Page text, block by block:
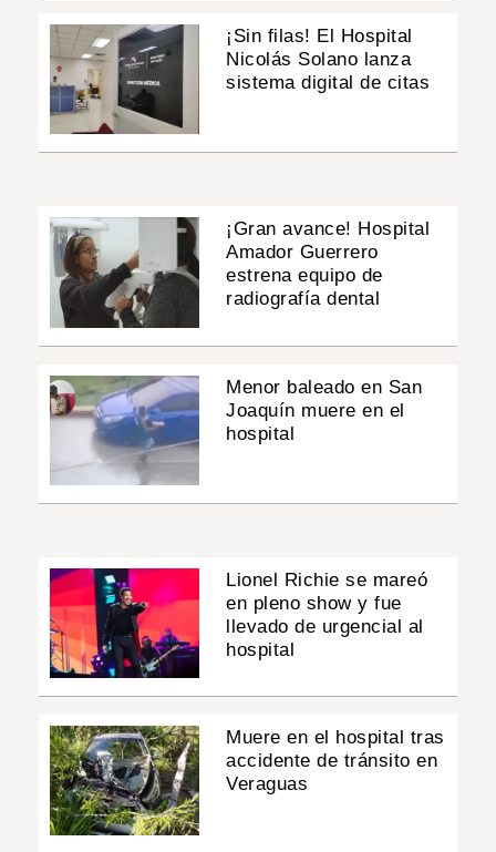
¡Sin filas! El Hospital
Nicolás Solano lanza
sistema digital de citas
¡Gran avance! Hospital
Amador Guerrero
estrena equipo de
radiografía dental
Menor baleado en San
Joaquín muere en el
hospital
Lionel Richie se mareó
en pleno show y fue
llevado de urgencial al
hospital
Muere en el hospital tras
accidente de tránsito en
Veraguas